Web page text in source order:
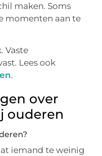
maken. Soms
momenten aan te
Vaste
Lees ook
.
over
ouderen
iemand te weinig